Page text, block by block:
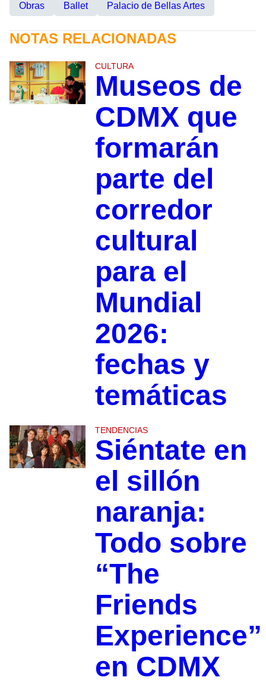
Obras Ballet Palacio de Bellas Artes
NOTAS RELACIONADAS
CULTURA
Museos de
CDMX que
formarán
parte del
corredor
cultural
para el
Mundial
2026:
fechas y
temáticas
TENDENCIAS
Siéntate en
el sillón
naranja:
Todo sobre
“The
Friends
Experience”
en CDMX